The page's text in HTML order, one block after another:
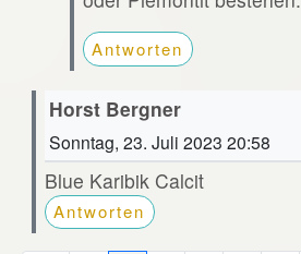
Antworten
Horst Bergner
Sonntag, 23. Juli 2023 20:58
Blue Karibik Calcit
Antworten